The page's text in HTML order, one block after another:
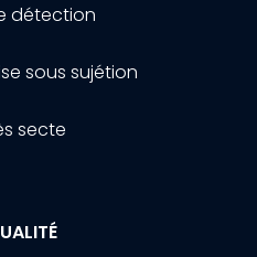
détection
sous sujétion
secte